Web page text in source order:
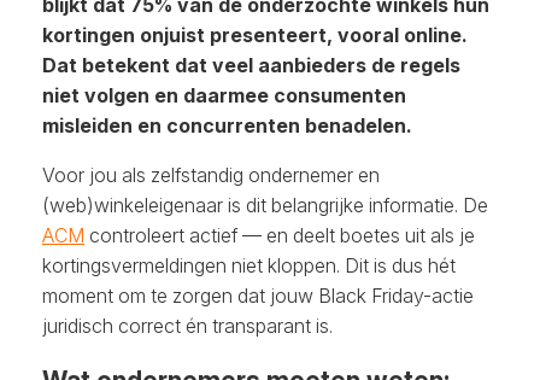
blijkt dat 75% van de onderzochte winkels hun
kortingen onjuist presenteert, vooral online.
Dat betekent dat veel aanbieders de regels
niet volgen en daarmee consumenten
misleiden en concurrenten benadelen.
Voor jou als zelfstandig ondernemer en
(web)winkeleigenaar is dit belangrijke informatie. De
ACM controleert actief — en deelt boetes uit als je
kortingsvermeldingen niet kloppen. Dit is dus hét
moment om te zorgen dat jouw Black Friday-actie
juridisch correct én transparant is.